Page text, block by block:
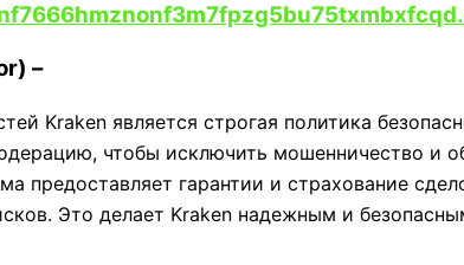
–
Kraken является строгая политика
чтобы исключить мошенничество и
предоставляет гарантии и страхование
Это делает Kraken надежным и